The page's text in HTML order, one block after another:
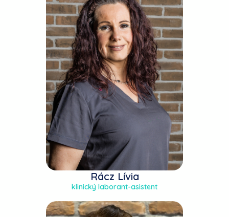
Rácz Lívia
klinický laborant-asistent